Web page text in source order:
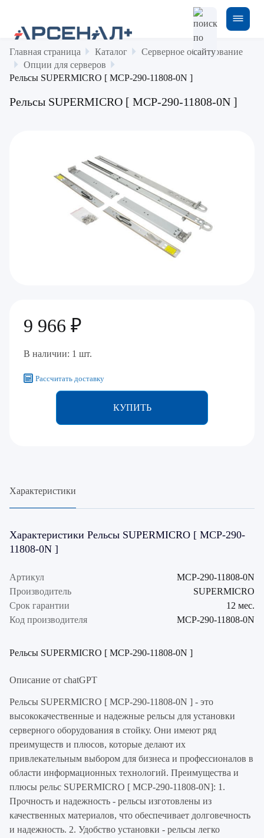
Главная страница Каталог
Серверное оборудование
Опции для серверов
Рельсы SUPERMICRO [ MCP-290-11808-0N ]
Рельсы SUPERMICRO [ MCP-290-11808-0N ]
9 966 ₽
В наличии: 1 шт.
Рассчитать доставку
КУПИТЬ
Характеристики
Характеристики Рельсы SUPERMICRO [ MCP-290-
11808-0N ]
Артикул
MCP-290-11808-0N
Производитель
SUPERMICRO
Срок гарантии
12 мес.
Код производителя
MCP-290-11808-0N
Рельсы SUPERMICRO [ MCP-290-11808-0N ]
Описание от chatGPT
Рельсы SUPERMICRO [ MCP-290-11808-0N ] - это
высококачественные и надежные рельсы для установки
серверного оборудования в стойку. Они имеют ряд
преимуществ и плюсов, которые делают их
привлекательным выбором для бизнеса и профессионалов в
области информационных технологий. Преимущества и
плюсы рельс SUPERMICRO [ MCP-290-11808-0N]: 1.
Прочность и надежность - рельсы изготовлены из
качественных материалов, что обеспечивает долговечность
и надежность. 2. Удобство установки - рельсы легко